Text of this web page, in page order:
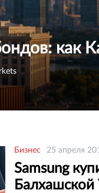
как
Бизнес 25 апреля
Samsung